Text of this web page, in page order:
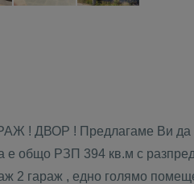
! ДВОР ! Предлагаме Ви да
общо РЗП 394 кв.м с
2 гараж , едно голямо